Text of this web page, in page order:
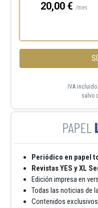
20,00 € /mes
IVA
salvo
Periódico en papel
Revistas YES y XL
Edición impresa en
Todas las noticias de
Contenidos